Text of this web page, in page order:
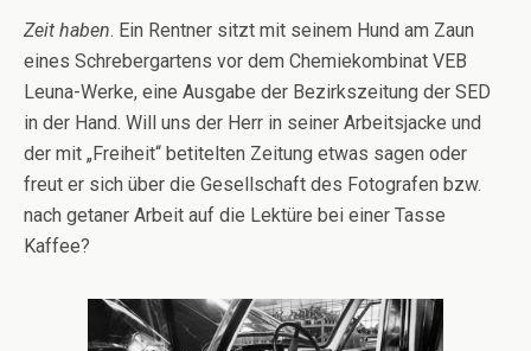
Zeit haben. Ein Rentner sitzt mit seinem Hund am Zaun
eines Schrebergartens vor dem Chemiekombinat VEB
Leuna-Werke, eine Ausgabe der Bezirkszeitung der SED
in der Hand. Will uns der Herr in seiner Arbeitsjacke und
der mit „Freiheit“ betitelten Zeitung etwas sagen oder
freut er sich über die Gesellschaft des Fotografen bzw.
nach getaner Arbeit auf die Lektüre bei einer Tasse
Kaffee?